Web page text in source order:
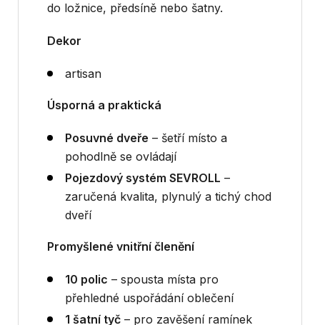
do ložnice, předsíně nebo šatny.
Dekor
artisan
Úsporná a praktická
Posuvné dveře – šetří místo a
pohodlně se ovládají
Pojezdový systém SEVROLL –
zaručená kvalita, plynulý a tichý chod
dveří
Promyšlené vnitřní členění
10 polic – spousta místa pro
přehledné uspořádání oblečení
1 šatní tyč – pro zavěšení ramínek